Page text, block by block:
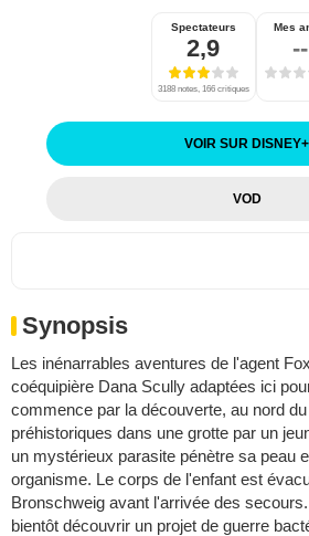
Spectateurs
2,9
3188 notes, 166 critiques
Mes
--
VOIR SUR DISNEY+
VOD
Synopsis
Les inénarrables aventures de l'agent
coéquipière Dana Scully adaptées ici
commence par la découverte, au nord
préhistoriques dans une grotte par un
un mystérieux parasite pénètre sa peau
organisme. Le corps de l'enfant est
Bronschweig avant l'arrivée des
bientôt découvrir un projet de guerre